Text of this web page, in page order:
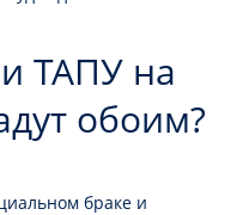
ТАПУ на
обоим?
браке и